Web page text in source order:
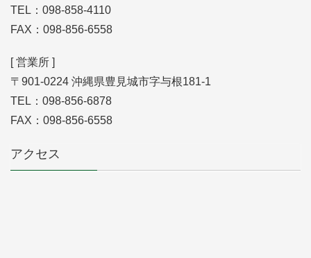
TEL：098-858-4110
FAX：098-856-6558
[ 営業所 ]
〒901-0224 沖縄県豊見城市字与根181-1
TEL：098-856-6878
FAX：098-856-6558
アクセス